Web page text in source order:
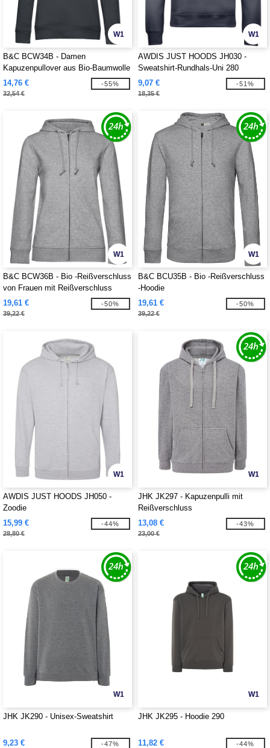
W1
B&C BCW34B - Damen
Kapuzenpullover aus Bio-Baumwolle
14,76 €
32,54 €
-55%
W1
AWDIS JUST HOODS JH030 -
Sweatshirt-Rundhals-Uni 280
9,07 €
18,35 €
-51%
W1
B&C BCW36B - Bio -Reißverschluss
von Frauen mit Reißverschluss
19,61 €
39,22 €
-50%
W1
B&C BCU35B - Bio -Reißverschluss
-Hoodie
19,61 €
39,22 €
-50%
W1
AWDIS JUST HOODS JH050 -
Zoodie
15,99 €
28,80 €
-44%
W1
JHK JK297 - Kapuzenpulli mit
Reißverschluss
13,08 €
23,00 €
-43%
W1
JHK JK290 - Unisex-Sweatshirt
9,23 € -47%
W1
JHK JK295 - Hoodie 290
11,82 € -44%